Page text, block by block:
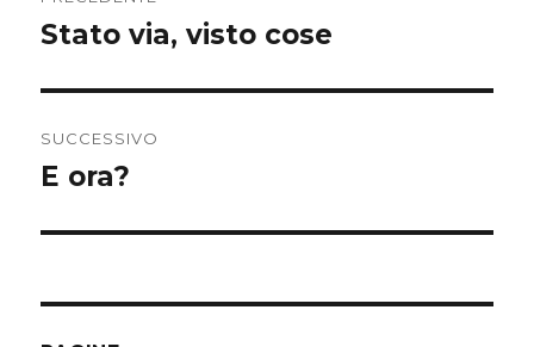
articoli
Articolo
Stato via, visto cose
SUCCESSIVO
Articolo
E ora?